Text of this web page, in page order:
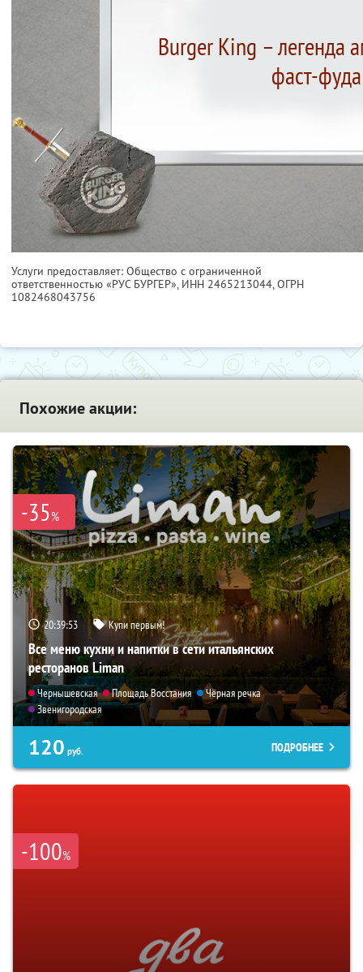
Burger King – легенда
фаст-
Услуги предоставляет: Общество с ограниченной
ответственностью «РУС БУРГЕР», ИНН 2465213044, ОГРН
1082468043756
Похожие акции:
-35%
20:39:51 Купи первым!
Все меню кухни и напитки в сети итальянских
ресторанов Liman
Чернышевская Площадь Восстания
Чёрная речка
Звенигородская
120 руб. ПОДРОБНЕЕ
-100%